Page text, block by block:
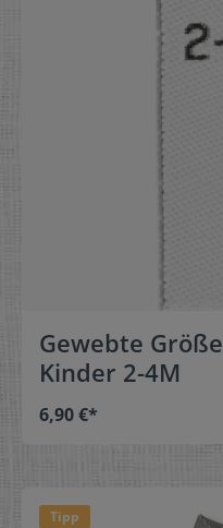
Gewebte
Kinder 2-4M
6,90 €*
Tipp